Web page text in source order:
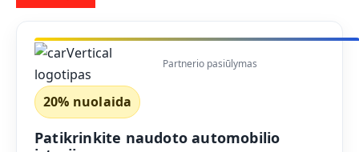
Partnerio pasiūlymas
20% nuolaida
Patikrinkite naudoto automobilio